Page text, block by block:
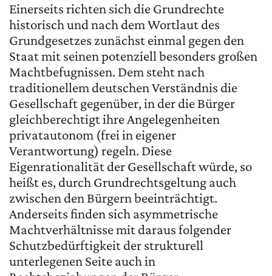
Einerseits richten sich die Grundrechte
historisch und nach dem Wortlaut des
Grundgesetzes zunächst einmal gegen den
Staat mit seinen potenziell besonders großen
Machtbefugnissen. Dem steht nach
traditionellem deutschen Verständnis die
Gesellschaft gegenüber, in der die Bürger
gleichberechtigt ihre Angelegenheiten
privatautonom (frei in eigener
Verantwortung) regeln. Diese
Eigenrationalität der Gesellschaft würde, so
heißt es, durch Grundrechtsgeltung auch
zwischen den Bürgern beeinträchtigt.
Anderseits finden sich asymmetrische
Machtverhältnisse mit daraus folgender
Schutzbedürftigkeit der strukturell
unterlegenen Seite auch in